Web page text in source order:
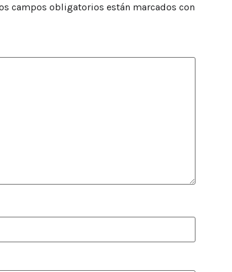
campos obligatorios están marcados con